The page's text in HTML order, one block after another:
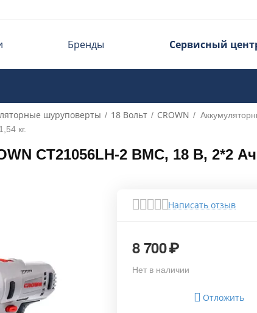
Бренды Сервисный
шуруповерты / 18 Вольт / CROWN /
кг.
CT21056LH-2 BMC, 18 В, 2*2
Написать отзыв
8 700₽
Нет в наличии
Отложить